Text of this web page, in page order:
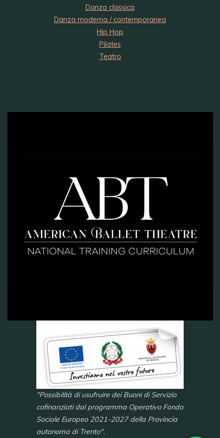
Danza classica
Danza moderna / contemporanea
Hip Hop
Pilates
Teatro
"Possibilità di usufruire dei Buoni di Servizio
cofinanziati dal programma Operativo Fondo
Sociale Europeo 2021-2027 della Provincia
autonoma di Trento".